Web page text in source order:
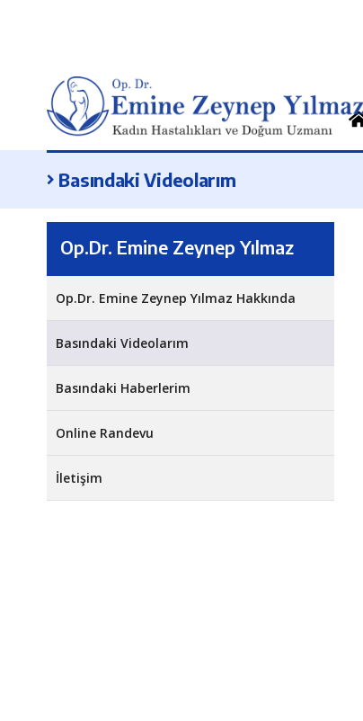
Basındaki Videolarım
Op.Dr. Emine Zeynep Yılmaz
Op.Dr. Emine Zeynep Yılmaz Hakkında
Basındaki Videolarım
Basındaki Haberlerim
Online Randevu
İletişim